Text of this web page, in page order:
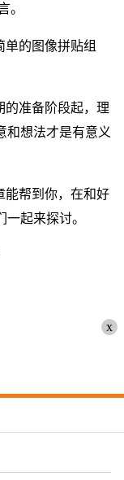
。
单的图像拼贴组
的准备阶段起，理
和想法才是有意义
能帮到你，在和好
起来探讨。
x